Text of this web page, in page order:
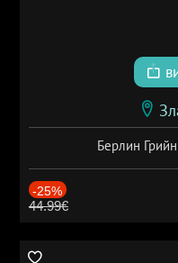
Берлин
-25%
44.99€